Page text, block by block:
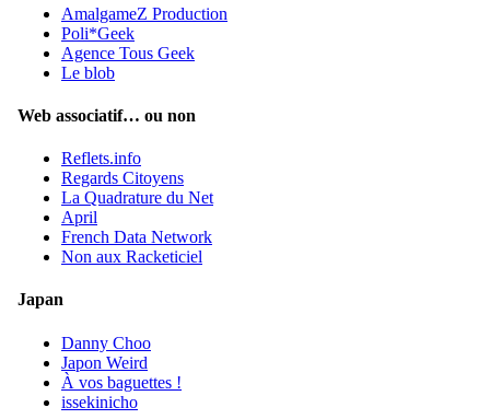
AmalgameZ Production
Poli*Geek
Agence Tous Geek
Le blob
Web associatif… ou non
Reflets.info
Regards Citoyens
La Quadrature du Net
April
French Data Network
Non aux Racketiciel
Japan
Danny Choo
Japon Weird
À vos baguettes !
issekinicho